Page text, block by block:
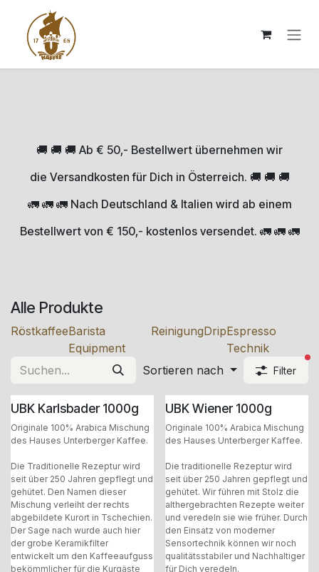
Zum Inhalt springen
🚚 🚚 🚚 Ab € 50,- Bestellwert übernehmen wir
die Versandkosten für Dich in Österreich. 🚚 🚚 🚚
🚛 🚛 🚛 Nach Deutschland & Italien wird ab einem
Bestellwert von € 150,- kostenlos versendet. 🚛 🚛 🚛
Alle Produkte
RöstkaffeeBarista
Equipment
ReinigungDripEspresso
Technik
Sortieren nach
Filter
UBK Karlsbader 1000g
Originale 100% Arabica Mischung
des Hauses Unterberger Kaffee.
Die Traditionelle Rezeptur wird
seit über 250 Jahren gepflegt und
gehütet. Den Namen dieser
Mischung verleiht der rechts
abgebildete Kurort in Tschechien.
Der Sage nach wurde auch hier
der grobe Keramikfilter
entwickelt um den Kaffeeaufguss
bekömmlicher für die Kurgäste
UBK Wiener 1000g
Originale 100% Arabica Mischung
des Hauses Unterberger Kaffee.
Die traditionelle Rezeptur wird
seit über 250 Jahren gepflegt und
gehütet. Wir führen mit Stolz die
althergebrachten Rezepte weiter
und veredeln sie wie früher. Durch
den Einsatz von moderner
Sensortechnik können wir noch
qualitätsstabiler und Nachhaltiger
für Dich veredeln.